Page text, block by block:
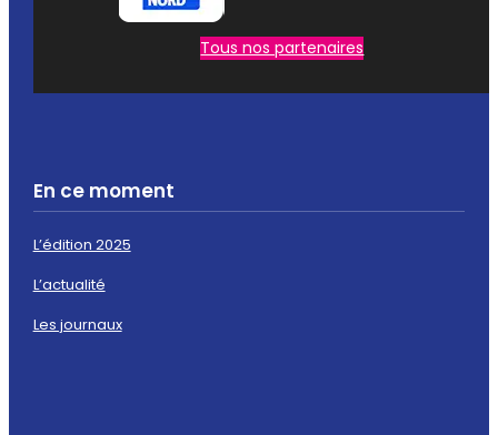
Tous nos partenaires
En ce moment
L’édition 2025
L’actualité
Les journaux